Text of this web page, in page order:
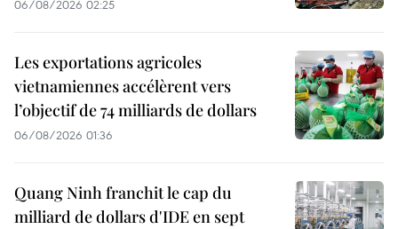
06/08/2026 02:25
Les exportations agricoles
vietnamiennes accélèrent vers
l’objectif de 74 milliards de dollars
06/08/2026 01:36
Quang Ninh franchit le cap du
milliard de dollars d'IDE en sept